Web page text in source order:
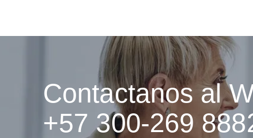
Contactanos al
+57 300-269